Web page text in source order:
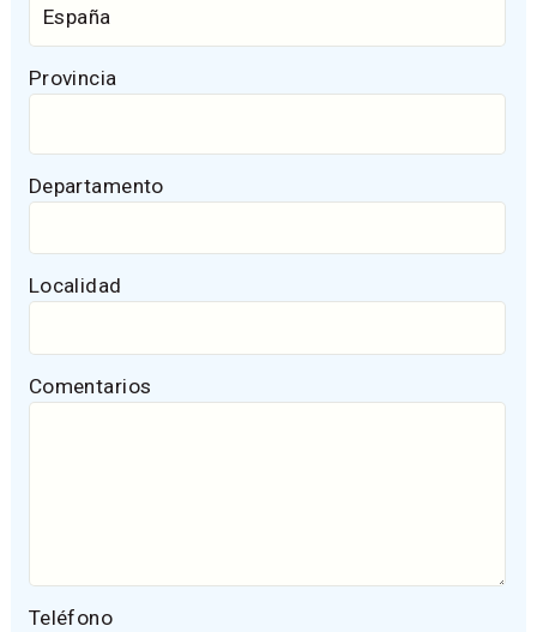
Provincia
Departamento
Localidad
Comentarios
Teléfono